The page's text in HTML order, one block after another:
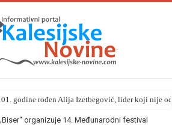
godine rođen Alija Izetbegović, lider koji nije
organizuje 14. Međunarodni festival